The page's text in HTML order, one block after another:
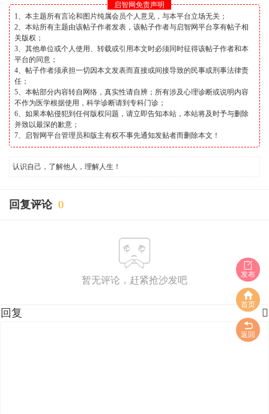
启智网免责声明
1、本主题所有言论和图片纯属会员个人意见，与本平台立场无关；
2、本站所有主题由该帖子作者发表，该帖子作者与启智网平台享有帖子相
关版权；
3、其他单位或个人使用、转载或引用本文时必须同时征得该帖子作者和本
平台的同意；
4、帖子作者须承担一切因本文发表而直接或间接导致的民事或刑事法律责
任；
5、本帖部分内容转自网络，真实性请自辨；所有涉及心理诊断或说明内容
不作为医学根据使用，科学诊断请到专科门诊；
6、如果本帖侵犯到任何版权问题，请立即告知本站，本站将及时予与删除
并致以最深的歉意；
7、启智网平台管理员和版主有权不事先通知发贴者而删除本文！
认识自己，了解他人，理解人生！
回复评论 0
暂无评论，赶紧抢沙发吧
发布
首页
返回

回复